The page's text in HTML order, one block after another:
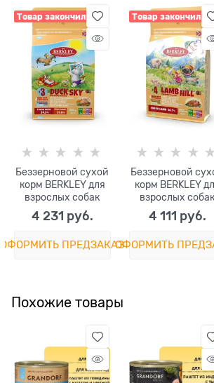
Товар закончился
Беззерновой cухой
корм BERKLEY для
взрослых собак
мелких и средних
пород №3 утка с
и ягодами
4 231 руб.
ОФОРМИТЬ ПРЕДЗАКАЗ
Товар закончился
Беззерновой
корм BERKLEY
взрослых собак
мелких и
пород №4 с
овощами,
4 111 руб.
ОФОРМИТЬ
Похожие товары